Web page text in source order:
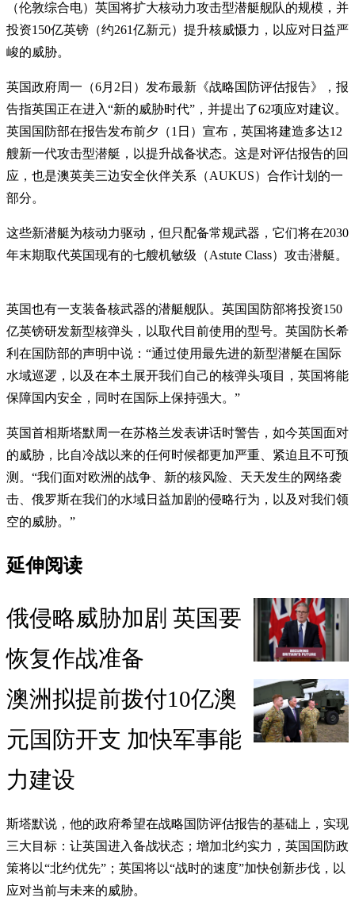
（伦敦综合电）英国将扩大核动力攻击型潜艇舰队的规模，并
投资150亿英镑（约261亿新元）提升核威慑力，以应对日益严
峻的威胁。
英国政府周一（6月2日）发布最新《战略国防评估报告》，报
告指英国正在进入“新的威胁时代”，并提出了62项应对建议。
英国国防部在报告发布前夕（1日）宣布，英国将建造多达12
艘新一代攻击型潜艇，以提升战备状态。这是对评估报告的回
应，也是澳英美三边安全伙伴关系（AUKUS）合作计划的一
部分。
这些新潜艇为核动力驱动，但只配备常规武器，它们将在2030
年末期取代英国现有的七艘机敏级（Astute Class）攻击潜艇。
英国也有一支装备核武器的潜艇舰队。英国国防部将投资150
亿英镑研发新型核弹头，以取代目前使用的型号。英国防长希
利在国防部的声明中说：“通过使用最先进的新型潜艇在国际
水域巡逻，以及在本土展开我们自己的核弹头项目，英国将能
保障国内安全，同时在国际上保持强大。”
英国首相斯塔默周一在苏格兰发表讲话时警告，如今英国面对
的威胁，比自冷战以来的任何时候都更加严重、紧迫且不可预
测。“我们面对欧洲的战争、新的核风险、天天发生的网络袭
击、俄罗斯在我们的水域日益加剧的侵略行为，以及对我们领
空的威胁。”
延伸阅读
俄侵略威胁加剧 英国要
恢复作战准备
澳洲拟提前拨付10亿澳
元国防开支 加快军事能
力建设
斯塔默说，他的政府希望在战略国防评估报告的基础上，实现
三大目标：让英国进入备战状态；增加北约实力，英国国防政
策将以“北约优先”；英国将以“战时的速度”加快创新步伐，以
应对当前与未来的威胁。